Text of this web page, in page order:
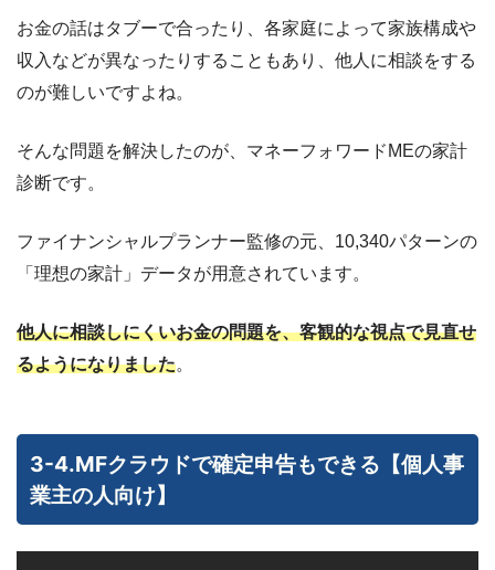
お金の話はタブーで合ったり、各家庭によって家族構成や
収入などが異なったりすることもあり、他人に相談をする
のが難しいですよね。
そんな問題を解決したのが、マネーフォワードMEの家計
診断です。
ファイナンシャルプランナー監修の元、10,340パターンの
「理想の家計」データが用意されています。
他人に相談しにくいお金の問題を、客観的な視点で見直せ
るようになりました。
3-4.MFクラウドで確定申告もできる【個人事
業主の人向け】